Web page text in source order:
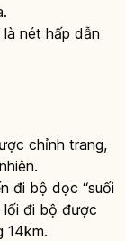
nét hấp dẫn
chỉnh trang,
đi bộ dọc “suối
lối đi bộ được
14km.